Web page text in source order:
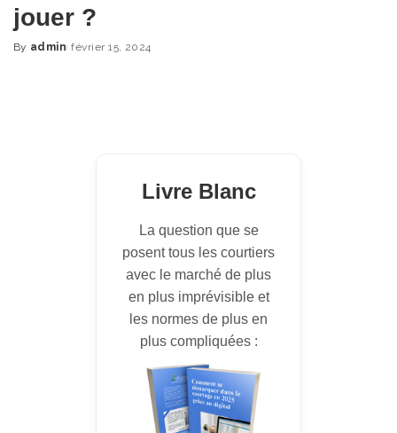
jouer ?
Posted
By admin février 15, 2024
Livre Blanc
La question que se
posent tous les courtiers
avec le marché de plus
en plus imprévisible et
les normes de plus en
plus compliquées :